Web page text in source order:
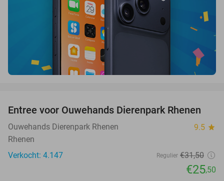
19%
Entree voor Ouwehands Dierenpark Rhenen
Ouwehands Dierenpark Rhenen 9.5 star
Rhenen
Verkocht: 4.147
Regulier €31,50
€25,50